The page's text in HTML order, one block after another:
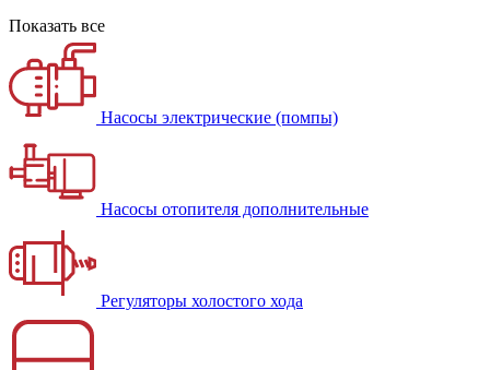
Показать все
Насосы электрические (помпы)
Насосы отопителя дополнительные
Регуляторы холостого хода